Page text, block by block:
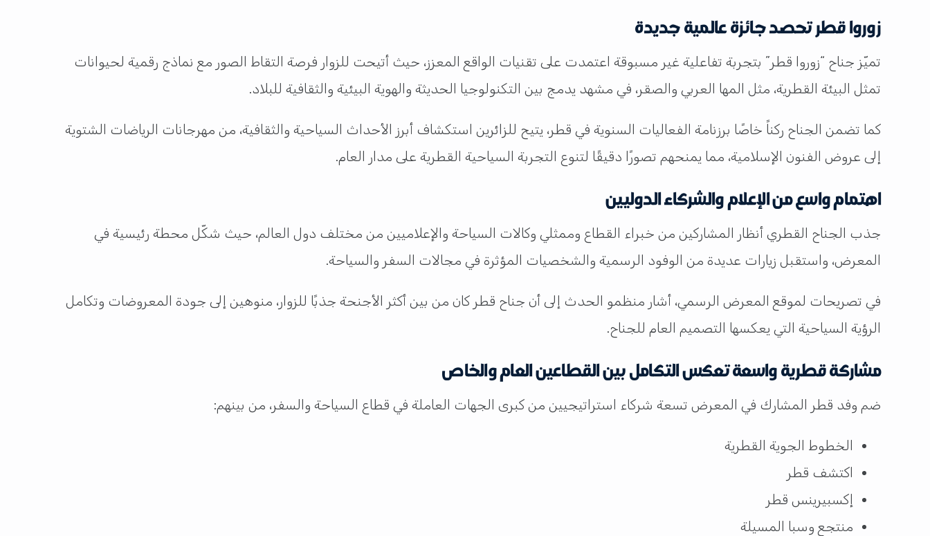
زوروا قطر تحصد جائزة عالمية جديدة
تميّز جناح “زوروا قطر” بتجربة تفاعلية غير مسبوقة اعتمدت على تقنيات الواقع المعزز، حيث أتيحت للزوار فرصة التقاط الصور مع نماذج رقمية لحيوانات
تمثل البيئة القطرية، مثل المها العربي والصقر، في مشهد يدمج بين التكنولوجيا الحديثة والهوية البيئية والثقافية للبلاد.
كما تضمن الجناح ركناً خاصًا برزنامة الفعاليات السنوية في قطر، يتيح للزائرين استكشاف أبرز الأحداث السياحية والثقافية، من مهرجانات الرياضات الشتوية
إلى عروض الفنون الإسلامية، مما يمنحهم تصورًا دقيقًا لتنوع التجربة السياحية القطرية على مدار العام.
اهتمام واسع من الإعلام والشركاء الدوليين
جذب الجناح القطري أنظار المشاركين من خبراء القطاع وممثلي وكالات السياحة والإعلاميين من مختلف دول العالم، حيث شكّل محطة رئيسية في
المعرض، واستقبل زيارات عديدة من الوفود الرسمية والشخصيات المؤثرة في مجالات السفر والسياحة.
في تصريحات لموقع المعرض الرسمي، أشار منظمو الحدث إلى أن جناح قطر كان من بين أكثر الأجنحة جذبًا للزوار، منوهين إلى جودة المعروضات وتكامل
الرؤية السياحية التي يعكسها التصميم العام للجناح.
مشاركة قطرية واسعة تعكس التكامل بين القطاعين العام والخاص
ضم وفد قطر المشارك في المعرض تسعة شركاء استراتيجيين من كبرى الجهات العاملة في قطاع السياحة والسفر، من بينهم:
الخطوط الجوية القطرية
اكتشف قطر
إكسبيرينس قطر
منتجع وسبا المسيلة